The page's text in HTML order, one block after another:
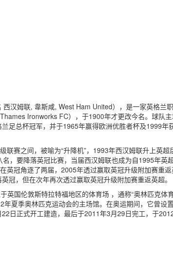
汉姆联, 韋斯咸, West Ham United），是一家英格兰
Ironworks FC），于1900年才更改今名。球队
足总杯冠军，并于1965年赢得欧洲优胜者杯及1999年
赛之间，被喻为“升降机”，1993年西汉姆联升上英超
，要降落英冠比赛，当届西汉姆联也成为自1995年英
英冠角逐了两届，2005年透过赢取英冠升级附加赛重
冠，但在次年再次透过赢取英冠升级附加赛重返英超。
国伦敦斯特拉特福地区的体育场 ，通称“奥林匹克体
夏季奥林匹克运动会的主场馆。在奥运期间，它曾设
日正式开工建造，最后于2011年3月29日完工，于